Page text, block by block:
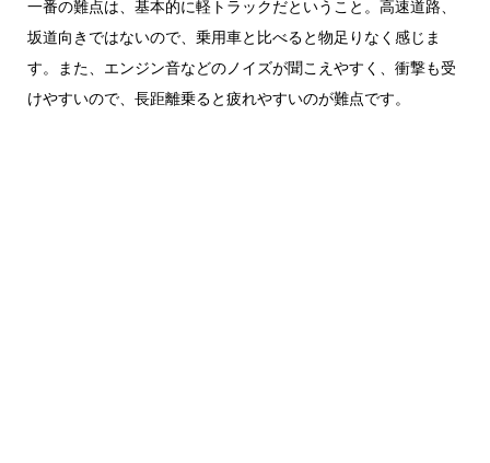
一番の難点は、基本的に軽トラックだということ。高速道路、
坂道向きではないので、乗用車と比べると物足りなく感じま
す。また、エンジン音などのノイズが聞こえやすく、衝撃も受
けやすいので、長距離乗ると疲れやすいのが難点です。